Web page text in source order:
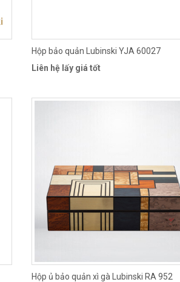
Hộp bảo quản Lubinski YJA 60027
Liên hệ lấy giá tốt
Hộp ủ bảo quản xì gà Lubinski RA 952